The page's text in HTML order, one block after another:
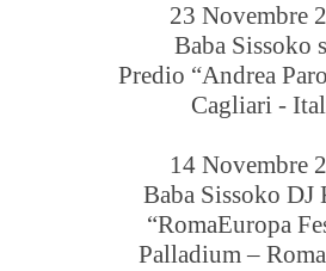
23 Novembre
Baba Sissoko
Predio “Andrea
Cagliari -
14 Novembre
Baba Sissoko DJ
“RomaEuropa
Palladium –